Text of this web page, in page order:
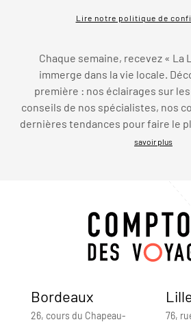
Lire notre politique de
Chaque semaine, recevez « La
immerge dans la vie locale.
première : nos éclairages sur
conseils de nos spécialistes, nos
dernières tendances pour faire le
savoir plus
Bordeaux
26, cours du Chapeau-
76,